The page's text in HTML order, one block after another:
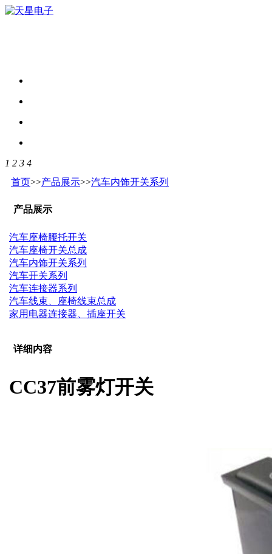
1 2 3 4
首页>>产品展示>>汽车内饰开关系列
产品展示
汽车座椅腰托开关
汽车座椅开关总成
汽车内饰开关系列
汽车开关系列
汽车连接器系列
汽车线束、座椅线束总成
家用电器连接器、插座开关
详细内容
CC37前雾灯开关